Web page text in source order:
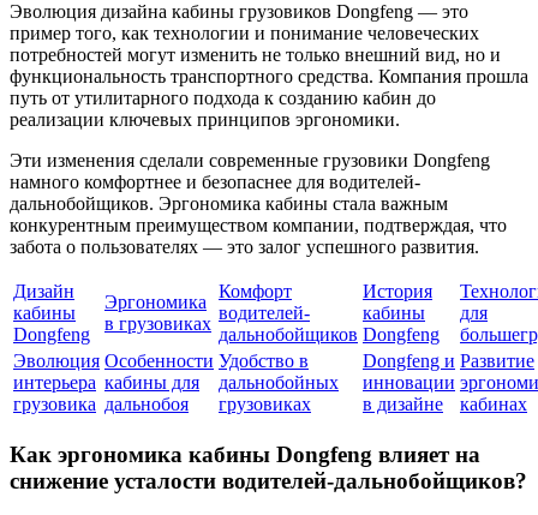
Эволюция дизайна кабины грузовиков Dongfeng — это
пример того, как технологии и понимание человеческих
потребностей могут изменить не только внешний вид, но и
функциональность транспортного средства. Компания прошла
путь от утилитарного подхода к созданию кабин до
реализации ключевых принципов эргономики.
Эти изменения сделали современные грузовики Dongfeng
намного комфортнее и безопаснее для водителей-
дальнобойщиков. Эргономика кабины стала важным
конкурентным преимуществом компании, подтверждая, что
забота о пользователях — это залог успешного развития.
Дизайн
кабины
Dongfeng
Эргономика
в грузовиках
Комфорт
водителей-
дальнобойщиков
История
кабины
Dongfeng
для
Эволюция
интерьера
грузовика
Особенности
кабины для
дальнобоя
Удобство в
дальнобойных
грузовиках
Dongfeng и
инновации
в дизайне
Развитие
кабинах
Как эргономика кабины Dongfeng влияет на
снижение усталости водителей-дальнобойщиков?